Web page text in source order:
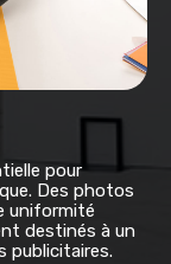
pour
Des photos
uniformité
destinés à un
publicitaires.